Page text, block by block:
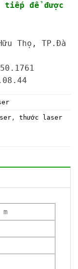
tiếp để được
Thọ, TP.Đà
, thước laser